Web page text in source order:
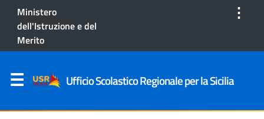
Ministero
dell'Istruzione e del
Merito
⋮
Ufficio Scolastico Regionale per la Sicilia